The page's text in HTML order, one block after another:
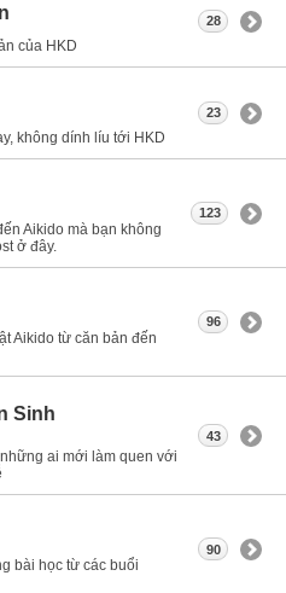
của HKD
28
không dính líu tới HKD
23
Aikido mà bạn không
ở đây.
123
Aikido từ căn bản đến
96
Sinh
ai mới làm quen với
43
bài học từ các buổi
90